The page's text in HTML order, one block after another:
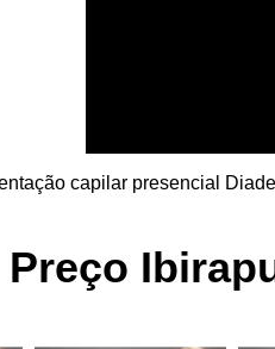
Curso de
capilar presencial